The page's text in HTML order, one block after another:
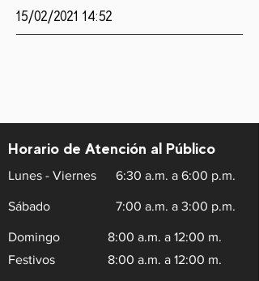
15/02/2021 14:52
Horario de Atención al Público
Lunes - Viernes 6:30 a.m. a 6:00 p.m.
Sábado 7:00 a.m. a 3:00 p.m.
Domingo
Festivos
8:00 a.m. a 12:00 m.
8:00 a.m. a 12:00 m.